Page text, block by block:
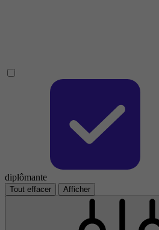
diplômante
Tout effacer Afficher